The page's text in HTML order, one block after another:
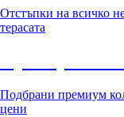
Отстъпки на всичко
терасата
Подбрани премиум
цени